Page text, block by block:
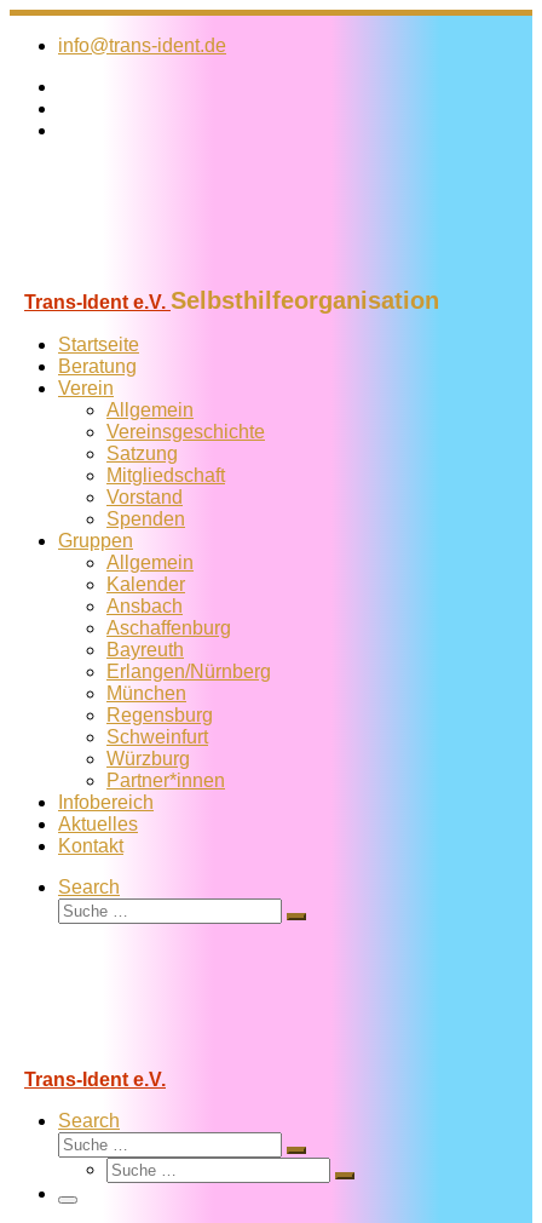
Zum
Inhalt
info@trans-ident.de
Trans-Ident e.V. Selbsthilfeorganisation
Startseite
Beratung
Verein
Allgemein
Vereins­geschichte
Satzung
Mitglied­schaft
Vorstand
Spenden
Gruppen
Allgemein
Kalender
Ansbach
Aschaffenburg
Bayreuth
Erlangen/Nürnberg
München
Regensburg
Schweinfurt
Würzburg
Partner*innen
Infobereich
Aktuelles
Kontakt
Search
Suche
Suche
Trans-Ident e.V.
Search
Suche
Suche
Suche
Suche
Menü